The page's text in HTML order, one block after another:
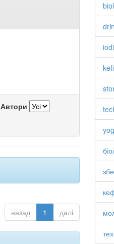
Автори
назад 1 далі